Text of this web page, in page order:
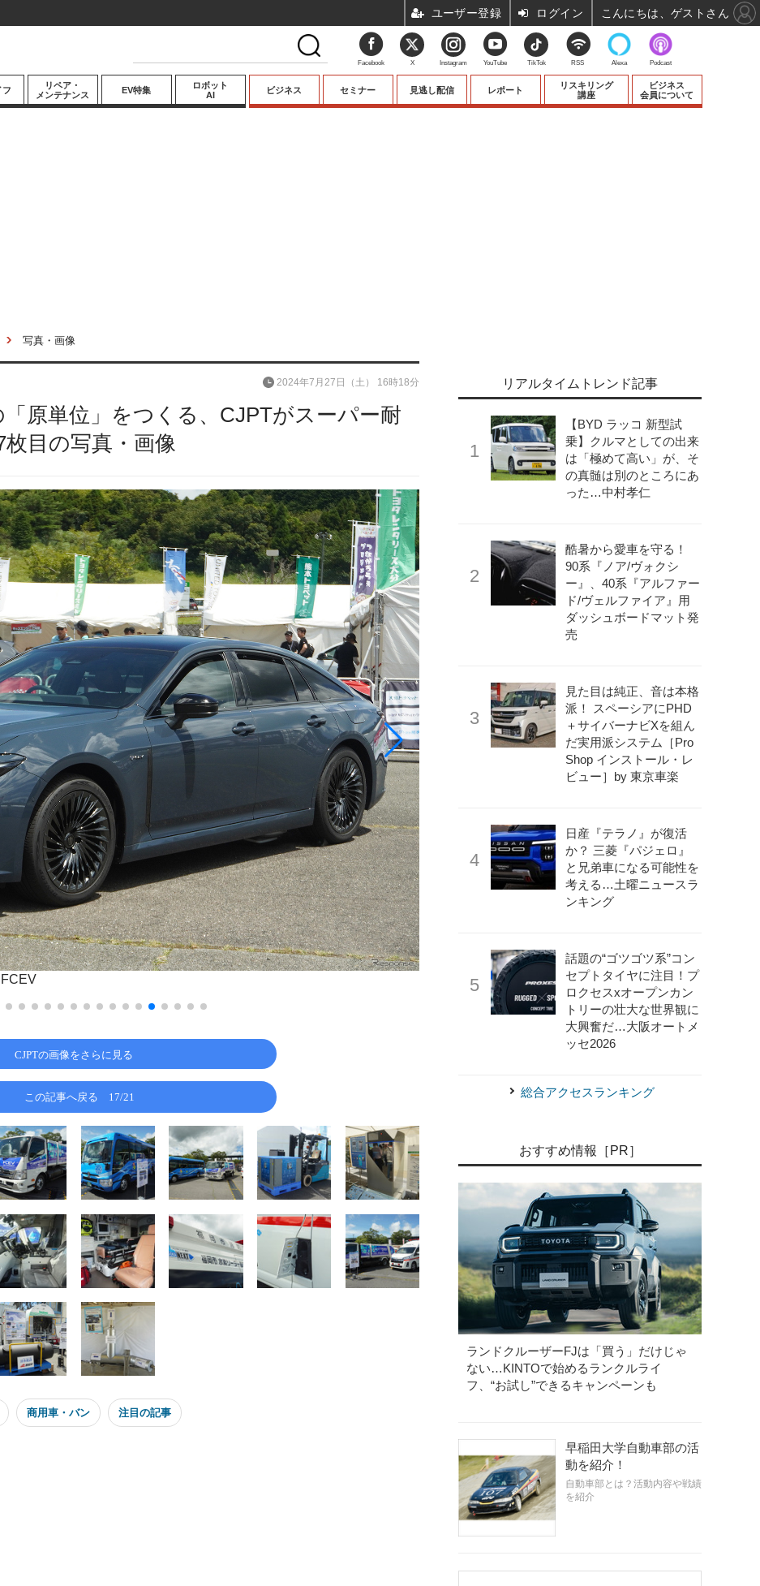
フ
リペア・
メンテナンス
EV特集
ロボット
AI
ビジネス セミナー 見逃し配信 レポート
リスキリング
講座
ビジネス
会員について
写真・画像
原単位」をつくる、CJPTがスーパー耐
目の写真・画像
2024年7月27日（土） 16時18分
FCEV
《写真撮影 宮崎壮人》 スーパー耐久に参戦する水素エン
CJPTの画像をさらに見る
この記事へ戻る 17/21
商用車・バン 注目の記事
リアルタイムトレンド記事
【BYD ラッコ 新型試
乗】クルマとしての出来
は「極めて高い」が、そ
の真髄は別のところにあ
った…中村孝仁
酷暑から愛車を守る！
90系『ノア/ヴォクシ
ー』、40系『アルファー
ド/ヴェルファイア』用
ダッシュボードマット発
売
見た目は純正、音は本格
派！ スペーシアにPHD
＋サイバーナビXを組ん
だ実用派システム［Pro
Shop インストール・レ
ビュー］by 東京車楽
日産『テラノ』が復活
か？ 三菱『パジェロ』
と兄弟車になる可能性を
考える…土曜ニュースラ
ンキング
話題の“ゴツゴツ系”コン
セプトタイヤに注目！プ
ロクセスxオープンカン
トリーの壮大な世界観に
大興奮だ…大阪オートメ
ッセ2026
総合アクセスランキング
おすすめ情報［PR］
ランドクルーザーFJは「買う」だけじゃ
ない…KINTOで始めるランクルライ
フ、“お試し”できるキャンペーンも
早稲田大学自動車部の活
動を紹介！
自動車部とは？活動内容や戦績
を紹介
Facebook X Instagram YouTube TikTok RSS Alexa Podcast
ユーザー登録 ログイン こんにちは、ゲストさん